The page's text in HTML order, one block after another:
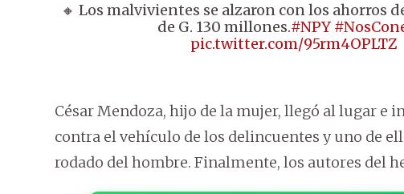
🔸 Los malvivientes se alzaron con los ahorros
de G. 130 millones.#NPY
pic.twitter.com/95rm4OPLTZ
César Mendoza, hijo de la mujer, llegó al lugar
contra el vehículo de los delincuentes y uno de
rodado del hombre. Finalmente, los autores del